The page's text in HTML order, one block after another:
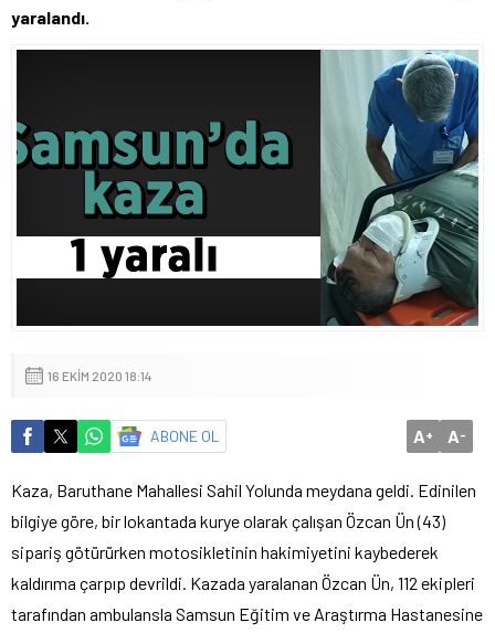
yaralandı.
16 EKIM 2020 18:14
ABONE OL A+ A-
Kaza, Baruthane Mahallesi Sahil Yolunda meydana geldi. Edinilen
bilgiye göre, bir lokantada kurye olarak çalışan Özcan Ün (43)
sipariş götürürken motosikletinin hakimiyetini kaybederek
kaldırıma çarpıp devrildi. Kazada yaralanan Özcan Ün, 112 ekipleri
tarafından ambulansla Samsun Eğitim ve Araştırma Hastanesine